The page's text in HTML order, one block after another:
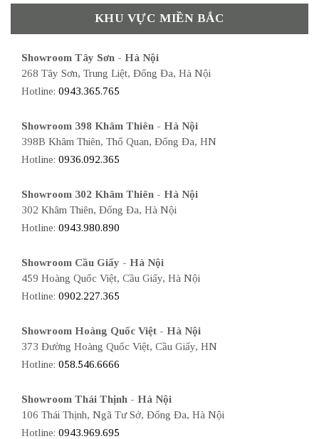
KHU VỰC MIỀN BẮC
Showroom Tây Sơn - Hà Nội
268 Tây Sơn, Trung Liệt, Đống Đa, Hà Nội
Hotline: 0943.365.765
Showroom 398 Khâm Thiên - Hà Nội
398B Khâm Thiên, Thổ Quan, Đống Đa, HN
Hotline: 0936.092.365
Showroom 302 Khâm Thiên - Hà Nội
302 Khâm Thiên, Đống Đa, Hà Nội
Hotline: 0943.980.890
Showroom Cầu Giấy - Hà Nội
459 Hoàng Quốc Việt, Cầu Giấy, Hà Nội
Hotline: 0902.227.365
Showroom Hoàng Quốc Việt - Hà Nội
373 Đường Hoàng Quốc Việt, Cầu Giấy, HN
Hotline: 058.546.6666
Showroom Thái Thịnh - Hà Nội
106 Thái Thịnh, Ngã Tư Sở, Đống Đa, Hà Nội
Hotline: 0943.969.695